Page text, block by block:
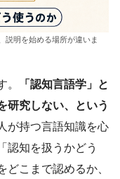
説明を始める場所が違いま
「認知言語学」と
研究しない、という
が持つ言語知識を心
認知を扱うかどう
こまで認めるか、